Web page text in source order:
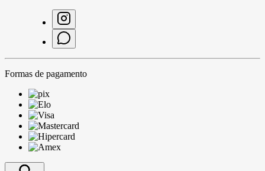
Formas de pagamento